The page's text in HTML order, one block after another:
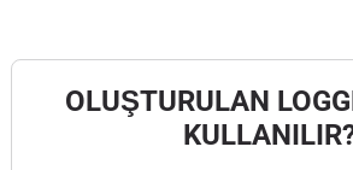
OLUŞTURULAN